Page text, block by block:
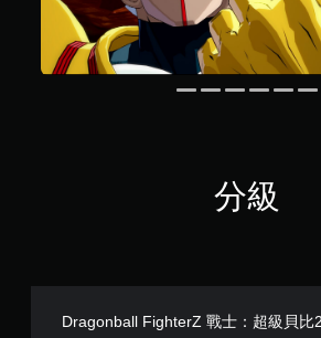
分級
Dragonball FighterZ 戰士：超級貝比